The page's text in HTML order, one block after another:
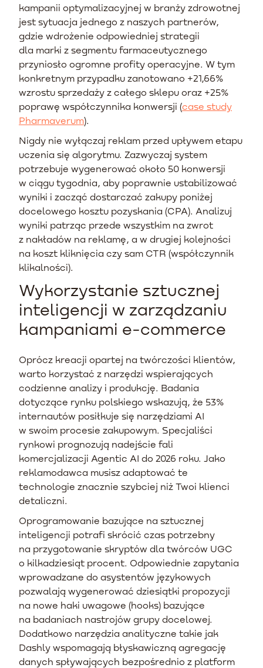
kampanii optymalizacyjnej w branży zdrowotnej
jest sytuacja jednego z naszych partnerów,
gdzie wdrożenie odpowiedniej strategii
dla marki z segmentu farmaceutycznego
przyniosło ogromne profity operacyjne. W tym
konkretnym przypadku zanotowano +21,66%
wzrostu sprzedaży z całego sklepu oraz +25%
poprawę współczynnika konwersji (case study
Pharmaverum).
Nigdy nie wyłączaj reklam przed upływem etapu
uczenia się algorytmu. Zazwyczaj system
potrzebuje wygenerować około 50 konwersji
w ciągu tygodnia, aby poprawnie ustabilizować
wyniki i zacząć dostarczać zakupy poniżej
docelowego kosztu pozyskania (CPA). Analizuj
wyniki patrząc przede wszystkim na zwrot
z nakładów na reklamę, a w drugiej kolejności
na koszt kliknięcia czy sam CTR (współczynnik
klikalności).
Wykorzystanie sztucznej
inteligencji w zarządzaniu
kampaniami e-commerce
Oprócz kreacji opartej na twórczości klientów,
warto korzystać z narzędzi wspierających
codzienne analizy i produkcję. Badania
dotyczące rynku polskiego wskazują, że 53%
internautów posiłkuje się narzędziami AI
w swoim procesie zakupowym. Specjaliści
rynkowi prognozują nadejście fali
komercjalizacji Agentic AI do 2026 roku. Jako
reklamodawca musisz adaptować te
technologie znacznie szybciej niż Twoi klienci
detaliczni.
Oprogramowanie bazujące na sztucznej
inteligencji potrafi skrócić czas potrzebny
na przygotowanie skryptów dla twórców UGC
o kilkadziesiąt procent. Odpowiednie zapytania
wprowadzane do asystentów językowych
pozwalają wygenerować dziesiątki propozycji
na nowe haki uwagowe (hooks) bazujące
na badaniach nastrojów grupy docelowej.
Dodatkowo narzędzia analityczne takie jak
Dashly wspomagają błyskawiczną agregację
danych spływających bezpośrednio z platform